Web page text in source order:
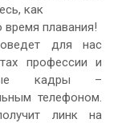
как
время плавания!
для нас
профессии и
кадры –
телефоном.
линк на